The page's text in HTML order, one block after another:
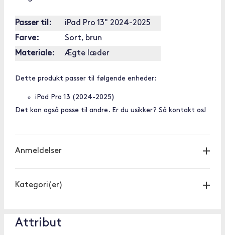
Passer til:
iPad Pro 13" 2024-2025
Farve:
Sort, brun
Materiale:
Ægte læder
Dette produkt passer til følgende enheder:
iPad Pro 13 (2024-2025)
Det kan også passe til andre. Er du usikker? Så kontakt os!
Anmeldelser
Kategori(er)
Attribut